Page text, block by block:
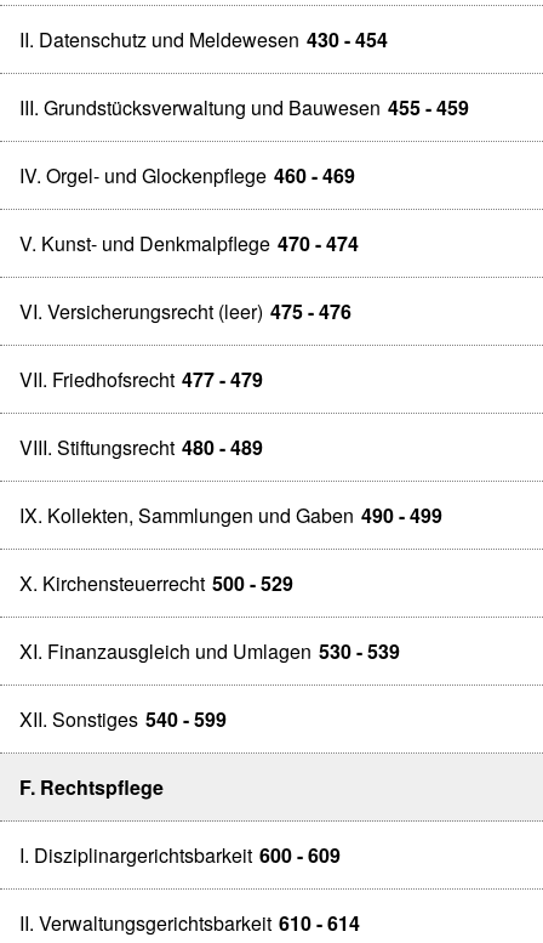
II. Datenschutz und Meldewesen 430 - 454
III. Grundstücksverwaltung und Bauwesen 455 - 459
IV. Orgel- und Glockenpflege 460 - 469
V. Kunst- und Denkmalpflege 470 - 474
VI. Versicherungsrecht (leer) 475 - 476
VII. Friedhofsrecht 477 - 479
VIII. Stiftungsrecht 480 - 489
IX. Kollekten, Sammlungen und Gaben 490 - 499
X. Kirchensteuerrecht 500 - 529
XI. Finanzausgleich und Umlagen 530 - 539
XII. Sonstiges 540 - 599
F. Rechtspflege
I. Disziplinargerichtsbarkeit 600 - 609
II. Verwaltungsgerichtsbarkeit 610 - 614